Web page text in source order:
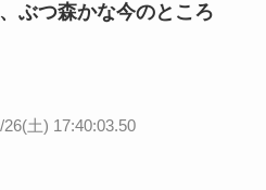
ぶつ森かな今のところ
26(土) 17:40:03.50